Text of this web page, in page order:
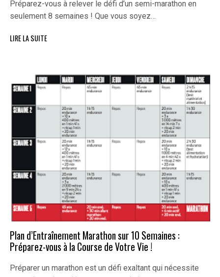
Préparez-vous à relever le défi d’un semi-marathon en
seulement 8 semaines ! Que vous soyez…
LIRE LA SUITE
Plan d’Entraînement Marathon sur 10 Semaines :
Préparez-vous à la Course de Votre Vie !
Préparer un marathon est un défi exaltant qui nécessite